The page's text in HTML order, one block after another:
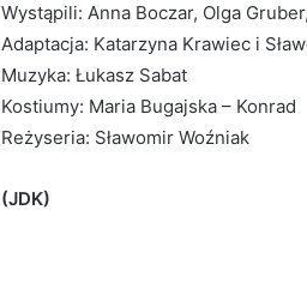
Wystąpili: Anna Boczar, Olga
Adaptacja: Katarzyna Krawiec i
Muzyka: Łukasz Sabat
Kostiumy: Maria Bugajska – Konrad
Reżyseria: Sławomir Woźniak
(JDK)